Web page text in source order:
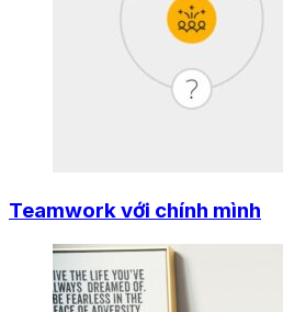
Teamwork với chính mình